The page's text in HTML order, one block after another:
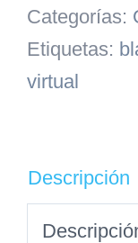
Categorías:
Etiquetas:
virtual
Descripción